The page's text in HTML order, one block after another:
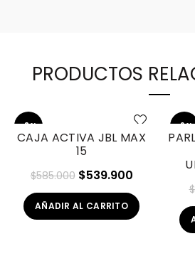
PRODUCTOS
-8%
CAJA ACTIVA JBL MAX
15
$585.000 El
precio
original
$539.900El
precio
actual
AÑADIR AL CARRITO
-9%
HOT
$